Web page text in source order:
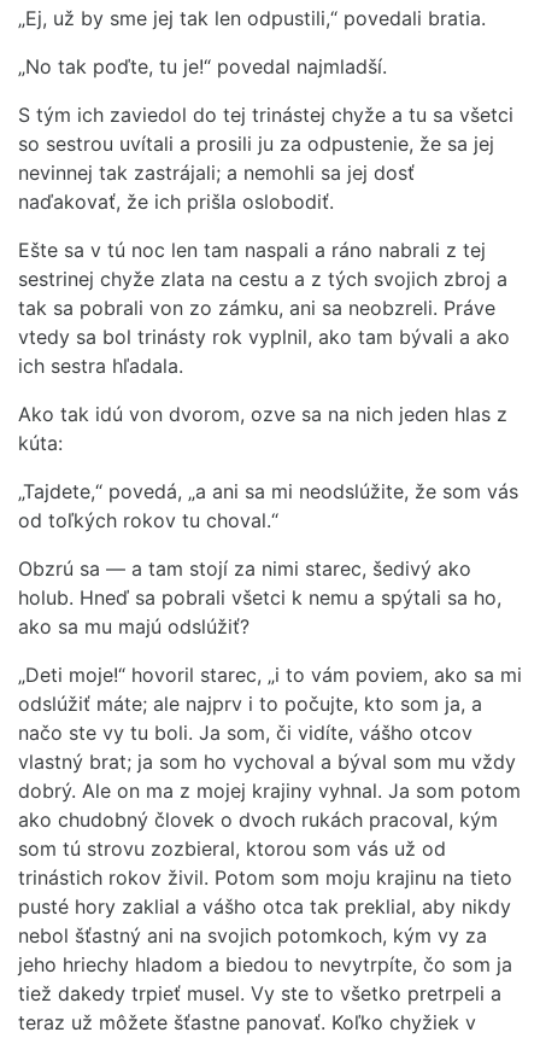
„Ej, už by sme jej tak len odpustili,“ povedali bratia.
„No tak poďte, tu je!“ povedal najmladší.
S tým ich zaviedol do tej trinástej chyže a tu sa všetci
so sestrou uvítali a prosili ju za odpustenie, že sa jej
nevinnej tak zastrájali; a nemohli sa jej dosť
naďakovať, že ich prišla oslobodiť.
Ešte sa v tú noc len tam naspali a ráno nabrali z tej
sestrinej chyže zlata na cestu a z tých svojich zbroj a
tak sa pobrali von zo zámku, ani sa neobzreli. Práve
vtedy sa bol trinásty rok vyplnil, ako tam bývali a ako
ich sestra hľadala.
Ako tak idú von dvorom, ozve sa na nich jeden hlas z
kúta:
„Tajdete,“ povedá, „a ani sa mi neodslúžite, že som vás
od toľkých rokov tu choval.“
Obzrú sa — a tam stojí za nimi starec, šedivý ako
holub. Hneď sa pobrali všetci k nemu a spýtali sa ho,
ako sa mu majú odslúžiť?
„Deti moje!“ hovoril starec, „i to vám poviem, ako sa mi
odslúžiť máte; ale najprv i to počujte, kto som ja, a
načo ste vy tu boli. Ja som, či vidíte, vášho otcov
vlastný brat; ja som ho vychoval a býval som mu vždy
dobrý. Ale on ma z mojej krajiny vyhnal. Ja som potom
ako chudobný človek o dvoch rukách pracoval, kým
som tú strovu zozbieral, ktorou som vás už od
trinástich rokov živil. Potom som moju krajinu na tieto
pusté hory zaklial a vášho otca tak preklial, aby nikdy
nebol šťastný ani na svojich potomkoch, kým vy za
jeho hriechy hladom a biedou to nevytrpíte, čo som ja
tiež dakedy trpieť musel. Vy ste to všetko pretrpeli a
teraz už môžete šťastne panovať. Koľko chyžiek v